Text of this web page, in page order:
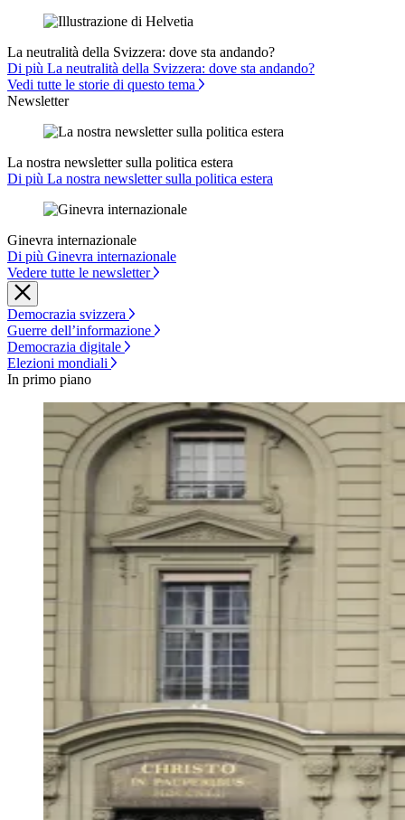
La neutralità della Svizzera: dove sta andando?
Di più La neutralità della Svizzera: dove sta andando?
Vedi tutte le storie di questo tema
Newsletter
La nostra newsletter sulla politica estera
Di più La nostra newsletter sulla politica estera
Ginevra internazionale
Di più Ginevra internazionale
Vedere tutte le newsletter
Democrazia svizzera
Guerre dell’informazione
Democrazia digitale
Elezioni mondiali
In primo piano